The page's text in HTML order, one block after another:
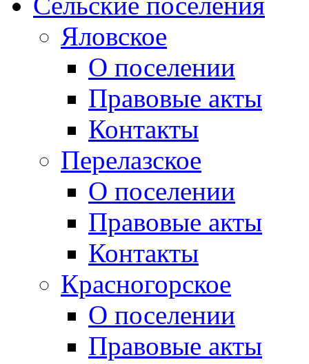
Яловское
О поселении
Правовые акты
Контакты
Перелазское
О поселении
Правовые акты
Контакты
Красногорское
О поселении
Правовые акты